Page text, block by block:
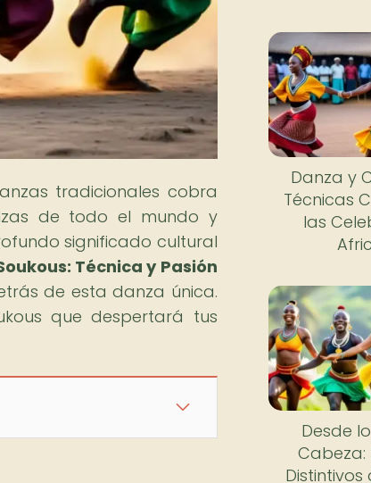
tradicionales cobra
de todo el mundo y
significado cultural
Técnica y Pasión
de esta danza única.
que despertará tus
Danza y
Técnicas
las
Desde
Cabeza: